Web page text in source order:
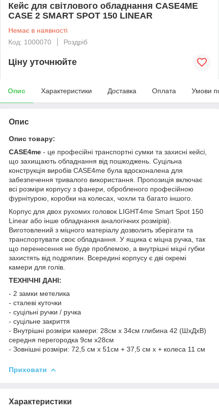
Кейс для світлового обладнання CASE4ME
CASE 2 SMART SPOT 150 LINEAR
Немає в наявності
Код: 1000070
Роздріб
Ціну уточнюйте
Опис Характеристики Доставка Оплата Умови
Опис
Опис товару:
CASE4me - це професійні транспортні сумки та захисні кейсі,
що захищають обладнання від пошкоджень. Суцільна
конструкція виробів CASE4me була вдосконалена для
забезпечення тривалого використання. Пропозиція включає
всі розміри корпусу з фанери, обробленого професійною
фурнітурою, коробки на колесах, чохли та багато іншого.
Корпус для двох рухомих головок LIGHT4me Smart Spot 150
Linear або інше обладнання аналогічних розмірів).
Виготовлений з міцного матеріалу дозволить зберігати та
транспортувати своє обладнання. У ящика є міцна ручка, так
що перенесення не буде проблемою, а внутрішні міцні губки
захистять від подряпин. Всередині корпусу є дві окремі
камери для голів.
ТЕХНІЧНІ ДАНІ:
- 2 замки метелика
- сталеві куточки
- суцільні ручки / ручка
- суцільне закриття
- Внутрішні розміри камери: 28см x 34см глибина 42 (ШхДхВ)
середня перегородка 9см х28см
- Зовнішні розміри: 72,5 см х 51см + 37,5 см х + колеса 11 см
Приховати
Характеристики